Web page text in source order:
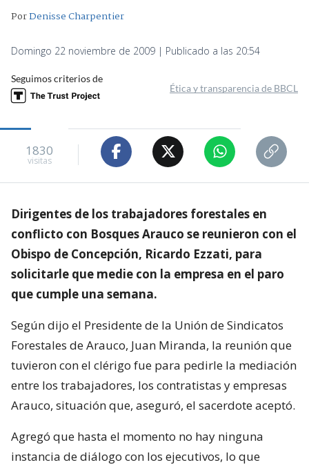
PorDenisse Charpentier
Domingo 22 noviembre de 2009 | Publicado a las 20:54
Seguimos criterios de
Ética y transparencia de BBCL
1830
visitas
Dirigentes de los trabajadores forestales en
conflicto con Bosques Arauco se reunieron con el
Obispo de Concepción, Ricardo Ezzati, para
solicitarle que medie con la empresa en el paro
que cumple una semana.
Según dijo el Presidente de la Unión de Sindicatos
Forestales de Arauco, Juan Miranda, la reunión que
tuvieron con el clérigo fue para pedirle la mediación
entre los trabajadores, los contratistas y empresas
Arauco, situación que, aseguró, el sacerdote aceptó.
Agregó que hasta el momento no hay ninguna
instancia de diálogo con los ejecutivos, lo que